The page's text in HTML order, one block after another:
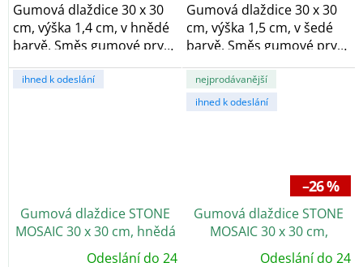
Gumová dlaždice 30 x 30
cm, výška 1,4 cm, v hnědé
barvě. Směs gumové pryže
a...
Gumová dlaždice 30 x 30
cm, výška 1,5 cm, v šedé
barvě. Směs gumové pryže
a...
ihned k odeslání
Gumová dlaždice STONE
MOSAIC 30 x 30 cm, hnědá
dub
Odeslání do 24
nejprodávanější
ihned k odeslání
–26 %
Gumová dlaždice STONE
MOSAIC 30 x 30 cm,
antracit
Odeslání do 24